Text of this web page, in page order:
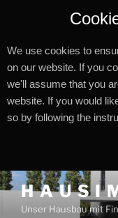
We use cookies to
on our website. If you
we'll assume that you
website. If you would
so by following the
Zum
Inhalt
springen
H A U S I
Unser Hausbau mit